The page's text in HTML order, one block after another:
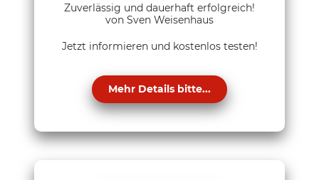
Zuverlässig und dauerhaft erfolgreich!
von Sven Weisenhaus
Jetzt informieren und kostenlos testen!
Mehr Details bitte...